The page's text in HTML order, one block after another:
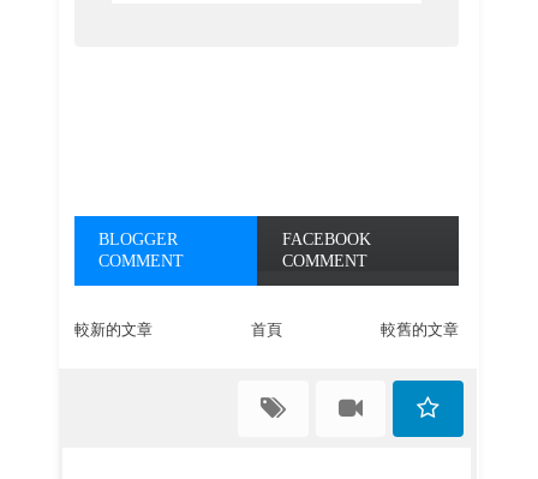
BLOGGER
COMMENT
FACEBOOK
COMMENT
較新的文章 較舊的文章
首頁